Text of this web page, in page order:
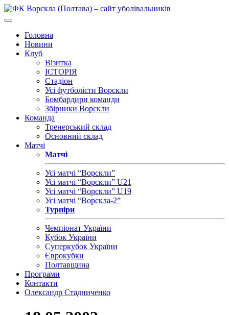
Головна
Новини
Клуб
Візитка
ІСТОРІЯ
Стадіон
Усі футболісти Ворскли
Бомбардири команди
Збірники Ворскли
Команда
Тренерський склад
Основний склад
Матчі
Матчі
Усі матчі “Ворскли”
Усі матчі “Ворскли” U21
Усі матчі “Ворскли” U19
Усі матчі “Ворскла-2”
Турніри
Чемпіонат України
Кубок України
Суперкубок України
Єврокубки
Полтавщина
Програми
Контакти
Олександр Стадниченко